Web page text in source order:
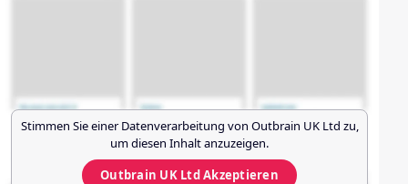
Stimmen Sie einer Datenverarbeitung von Outbrain UK Ltd zu,
um diesen Inhalt anzuzeigen.
Outbrain UK LtdAkzeptieren